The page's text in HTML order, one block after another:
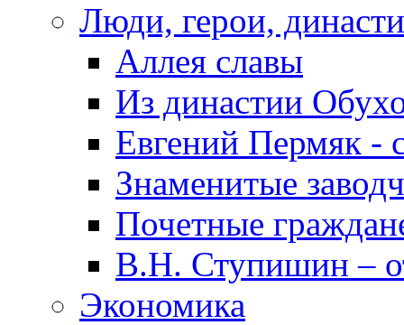
Люди, герои,
Аллея славы
Из династии
Евгений Пермяк -
Знаменитые
Почетные
В.Н. Ступишин –
Экономика